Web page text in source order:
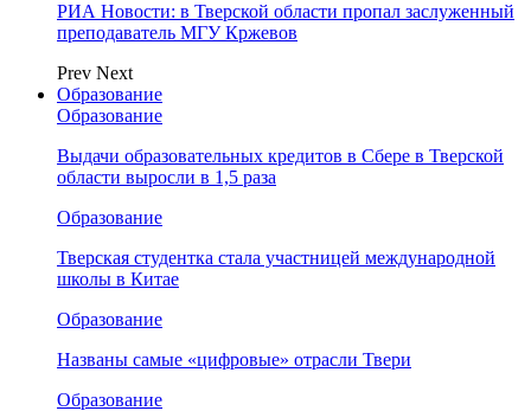
РИА Новости: в Тверской области пропал заслуженный
преподаватель МГУ Кржевов
Prev Next
Образование
Образование
Выдачи образовательных кредитов в Сбере в Тверской
области выросли в 1,5 раза
Образование
Тверская студентка стала участницей международной
школы в Китае
Образование
Названы самые «цифровые» отрасли Твери
Образование